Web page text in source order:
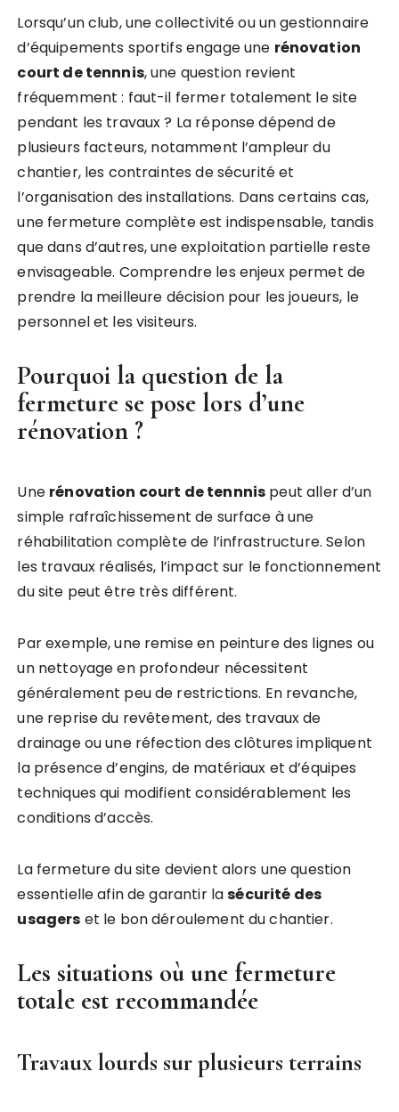
Lorsqu’un club, une collectivité ou un gestionnaire
d’équipements sportifs engage une rénovation
court de tennnis, une question revient
fréquemment : faut-il fermer totalement le site
pendant les travaux ? La réponse dépend de
plusieurs facteurs, notamment l’ampleur du
chantier, les contraintes de sécurité et
l’organisation des installations. Dans certains cas,
une fermeture complète est indispensable, tandis
que dans d’autres, une exploitation partielle reste
envisageable. Comprendre les enjeux permet de
prendre la meilleure décision pour les joueurs, le
personnel et les visiteurs.
Pourquoi la question de la
fermeture se pose lors d’une
rénovation ?
Une rénovation court de tennnis peut aller d’un
simple rafraîchissement de surface à une
réhabilitation complète de l’infrastructure. Selon
les travaux réalisés, l’impact sur le fonctionnement
du site peut être très différent.
Par exemple, une remise en peinture des lignes ou
un nettoyage en profondeur nécessitent
généralement peu de restrictions. En revanche,
une reprise du revêtement, des travaux de
drainage ou une réfection des clôtures impliquent
la présence d’engins, de matériaux et d’équipes
techniques qui modifient considérablement les
conditions d’accès.
La fermeture du site devient alors une question
essentielle afin de garantir lasécurité des
usagers et le bon déroulement du chantier.
Les situations où une fermeture
totale est recommandée
Travaux lourds sur plusieurs terrains